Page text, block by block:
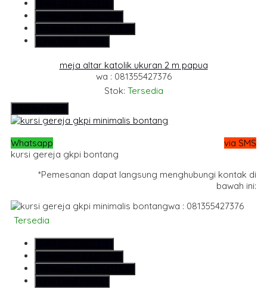
meja altar katolik ukuran 2 m papua
wa : 081355427376
Stok: Tersedia
Whatsapp
via SMS
kursi gereja gkpi bontang
*Pemesanan dapat langsung menghubungi kontak di
bawah ini:
wa : 081355427376
Tersedia